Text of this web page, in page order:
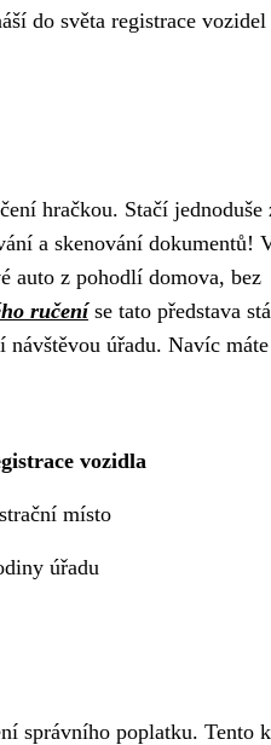
do světa registrace vozidel
hračkou. Stačí jednoduše
a skenování dokumentů!
auto z pohodlí domova, bez
ručeníse tato představa
návštěvou úřadu. Navíc máte
vozidla
místo
úřadu
správního poplatku. Tento